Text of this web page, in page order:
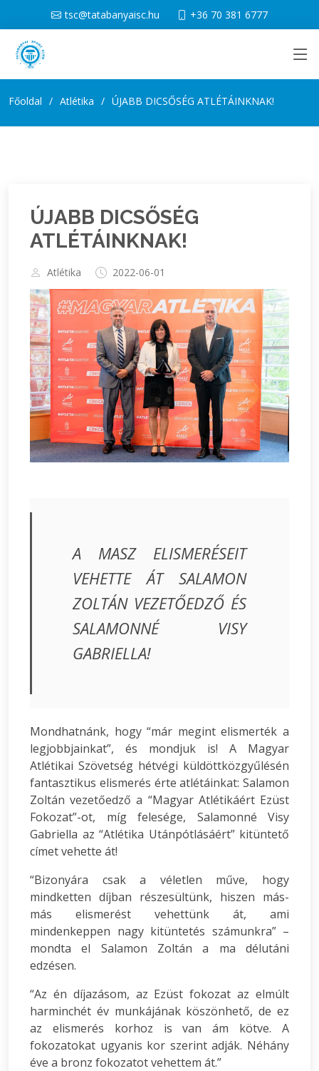
tsc@tatabanyaisc.hu +36 70 381 6777
Főoldal Atlétika ÚJABB DICSŐSÉG ATLÉTÁINKNAK!
ÚJABB DICSŐSÉG
ATLÉTÁINKNAK!
Atlétika 2022-06-01
A MASZ ELISMERÉSEIT
VEHETTE ÁT SALAMON
ZOLTÁN VEZETŐEDZŐ ÉS
SALAMONNÉ VISY
GABRIELLA!
Mondhatnánk, hogy “már megint elismerték a
legjobbjainkat”, és mondjuk is! A Magyar
Atlétikai Szövetség hétvégi küldöttközgyűlésén
fantasztikus elismerés érte atlétáinkat: Salamon
Zoltán vezetőedző a “Magyar Atlétikáért Ezüst
Fokozat”-ot, míg felesége, Salamonné Visy
Gabriella az “Atlétika Utánpótlásáért” kitüntető
címet vehette át!
“Bizonyára csak a véletlen műve, hogy
mindketten díjban részesültünk, hiszen más-
más elismerést vehettünk át, ami
mindenkeppen nagy kitüntetés számunkra” –
mondta el Salamon Zoltán a ma délutáni
edzésen.
“Az én díjazásom, az Ezüst fokozat az elmúlt
harminchét év munkájának köszönhető, de ez
az elismerés korhoz is van ám kötve. A
fokozatokat ugyanis kor szerint adják. Néhány
éve a bronz fokozatot vehettem át.”